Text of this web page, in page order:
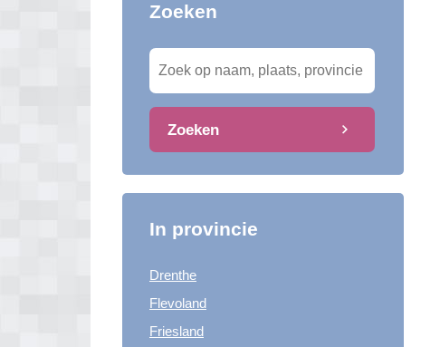
Zoeken
Zoeken
In provincie
Drenthe
Flevoland
Friesland